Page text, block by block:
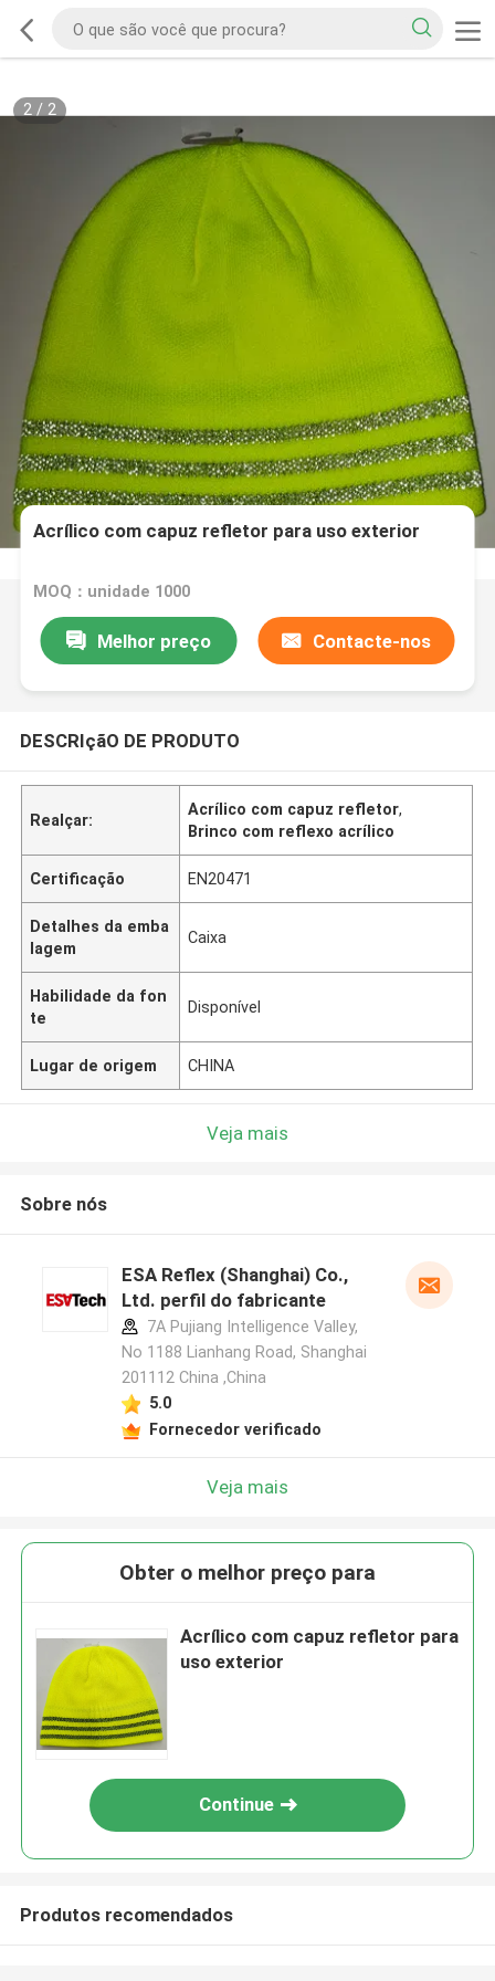
2/ 2
Acrílico com capuz refletor para uso exterior
MOQ：unidade 1000
Melhor preço Contacte-nos
DESCRIçãO DE PRODUTO
Realçar:
Acrílico com capuz refletor,
Brinco com reflexo acrílico
Certificação EN20471
Detalhes da emba
lagem
Caixa
Habilidade da fon
te
Disponível
Lugar de origem CHINA
Veja mais
Sobre nós
ESA Reflex (Shanghai) Co.,
Ltd. perfil do fabricante
7A Pujiang Intelligence Valley,
No 1188 Lianhang Road, Shanghai
201112 China ,China
5.0
Fornecedor verificado
Veja mais
Obter o melhor preço para
Acrílico com capuz refletor para
uso exterior
Continue
Produtos recomendados